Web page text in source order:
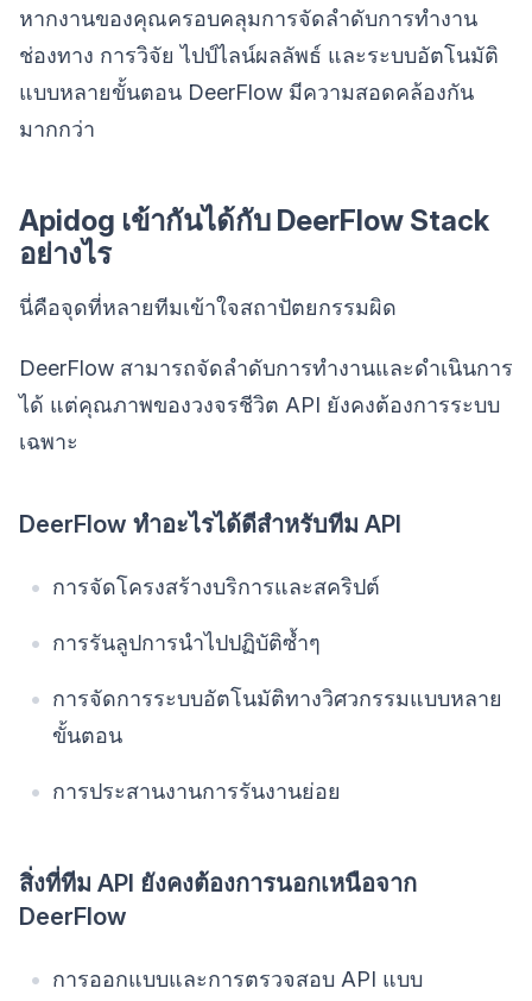
หากงานของคุณครอบคลุมการจัดลำดับการทำงาน
ช่องทาง การวิจัย ไปป์ไลน์ผลลัพธ์ และระบบอัตโนมัติ
แบบหลายขั้นตอน DeerFlow มีความสอดคล้องกัน
มากกว่า
Apidog เข้ากันได้กับ DeerFlow Stack
อย่างไร
นี่คือจุดที่หลายทีมเข้าใจสถาปัตยกรรมผิด
DeerFlow สามารถจัดลำดับการทำงานและดำเนินการ
ได้ แต่คุณภาพของวงจรชีวิต API ยังคงต้องการระบบ
เฉพาะ
DeerFlow ทำอะไรได้ดีสำหรับทีม API
การจัดโครงสร้างบริการและสคริปต์
การรันลูปการนำไปปฏิบัติซ้ำๆ
การจัดการระบบอัตโนมัติทางวิศวกรรมแบบหลาย
ขั้นตอน
การประสานงานการรันงานย่อย
สิ่งที่ทีม API ยังคงต้องการนอกเหนือจาก
DeerFlow
การออกแบบและการตรวจสอบ API แบบ